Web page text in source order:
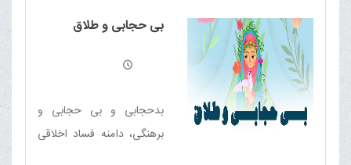
بی حجابی و طلاق
بدحجابی و بی حجابی و
برهنگی، دامنه فساد اخلاقی